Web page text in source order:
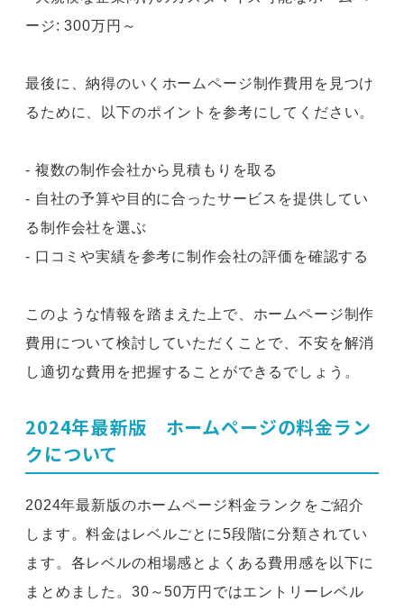
ージ: 300万円～
最後に、納得のいくホームページ制作費用を見つけ
るために、以下のポイントを参考にしてください。
- 複数の制作会社から見積もりを取る
- 自社の予算や目的に合ったサービスを提供してい
る制作会社を選ぶ
- 口コミや実績を参考に制作会社の評価を確認する
このような情報を踏まえた上で、ホームページ制作
費用について検討していただくことで、不安を解消
し適切な費用を把握することができるでしょう。
2024年最新版 ホームページの料金ラン
クについて
2024年最新版のホームページ料金ランクをご紹介
します。料金はレベルごとに5段階に分類されてい
ます。各レベルの相場感とよくある費用感を以下に
まとめました。30～50万円ではエントリーレベル